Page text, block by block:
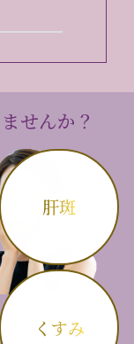
せんか？
肝斑
くすみ